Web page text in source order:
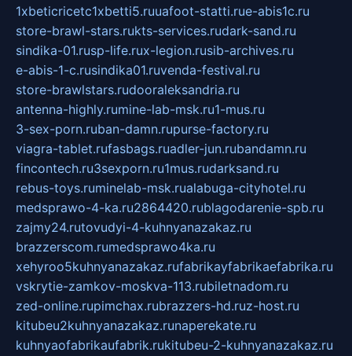
1xbeticricetc1xbetti5.ruuafoot-statti.rue-abis1c.ru
store-brawl-stars.rukts-services.rudark-sand.ru
sindika-01.rusp-life.rux-legion.rusib-archives.ru
e-abis-1-c.rusindika01.ruvenda-festival.ru
store-brawlstars.rudooraleksandria.ru
antenna-highly.rumine-lab-msk.ru1-mus.ru
3-sex-porn.ruban-damn.rupurse-factory.ru
viagra-tablet.rufasbags.ruadler-jun.rubandamn.ru
fincontech.ru3sexporn.ru1mus.rudarksand.ru
rebus-toys.ruminelab-msk.rualabuga-cityhotel.ru
medsprawo-4-ka.ru2864420.rublagodarenie-spb.ru
zajmy24.rutovudyi-4-kuhnyanazakaz.ru
brazzerscom.rumedsprawo4ka.ru
xehyroo5kuhnyanazakaz.rufabrikayfabrikaefabrika.ru
vskrytie-zamkov-moskva-113.rubiletnadom.ru
zed-online.rupimchax.rubrazzers-hd.ruz-host.ru
kitubeu2kuhnyanazakaz.runaperekate.ru
kuhnyaofabrikaufabrik.rukitubeu-2-kuhnyanazakaz.ru